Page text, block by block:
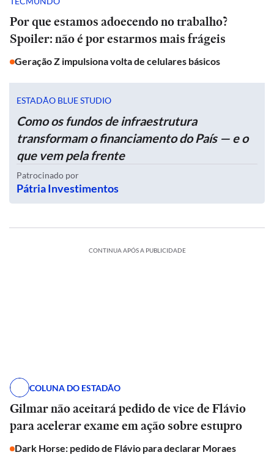
Por que estamos adoecendo no trabalho?
Spoiler: não é por estarmos mais frágeis
Geração Z impulsiona volta de celulares básicos
ESTADÃO BLUE STUDIO
Como os fundos de infraestrutura
transformam o financiamento do País — e o
que vem pela frente
Patrocinado por
Pátria Investimentos
CONTINUA APÓS A PUBLICIDADE
COLUNA DO ESTADÃO
Gilmar não aceitará pedido de vice de Flávio
para acelerar exame em ação sobre estupro
Dark Horse: pedido de Flávio para declarar Moraes